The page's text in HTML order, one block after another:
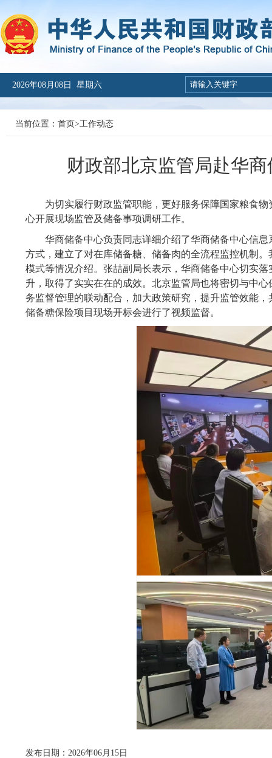
2026年08月08日 星期六
当前位置： 首页>工作动态
财政部北京监管局赴华
为切实履行财政监管职能，更好服务保障国家粮食
心开展现场监管及储备事项调研工作。
华商储备中心负责同志详细介绍了华商储备中心信
方式，建立了对在库储备糖、储备肉的全流程监控机制
模式等情况介绍。张喆副局长表示，华商储备中心切实
升，取得了实实在在的成效。北京监管局也将密切与中
务监督管理的联动配合，加大政策研究，提升监管效能
储备糖保险项目现场开标会进行了视频监督。
发布日期：2026年06月15日